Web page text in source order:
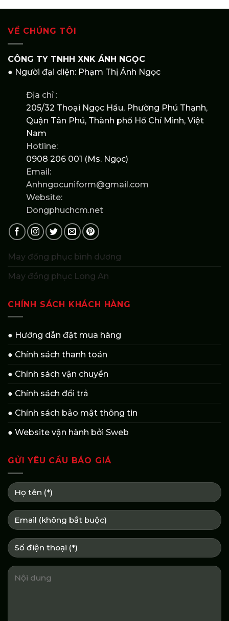
VỀ CHÚNG TÔI
CÔNG TY TNHH XNK ÁNH NGỌC
● Người đại diện: Phạm Thị Ánh Ngọc
Địa chỉ :
205/32 Thoại Ngọc Hầu, Phường Phú Thạnh,
Quận Tân Phú, Thành phố Hồ Chí Minh, Việt
Nam
Hotline:
0908 206 001 (Ms. Ngọc)
Email:
Anhngocuniform@gmail.com
Website:
Dongphuchcm.net
May đồng phục bình dương
May đồng phục Long An
CHÍNH SÁCH KHÁCH HÀNG
● Hướng dẫn đặt mua hàng
● Chính sách thanh toán
● Chính sách vận chuyển
● Chính sách đổi trả
● Chính sách bảo mật thông tin
● Website vận hành bởi Sweb
GỬI YÊU CẦU BÁO GIÁ